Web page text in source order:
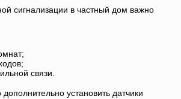
сигнализации в частный дом важно
связи.
установить датчики